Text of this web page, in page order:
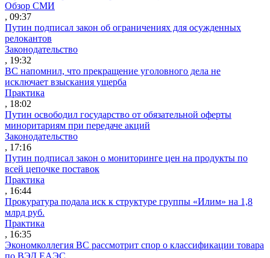
Обзор СМИ
, 09:37
Путин подписал закон об ограничениях для осужденных
релокантов
Законодательство
, 19:32
ВС напомнил, что прекращение уголовного дела не
исключает взыскания ущерба
Практика
, 18:02
Путин освободил государство от обязательной оферты
миноритариям при передаче акций
Законодательство
, 17:16
Путин подписал закон о мониторинге цен на продукты по
всей цепочке поставок
Практика
, 16:44
Прокуратура подала иск к структуре группы «Илим» на 1,8
млрд руб.
Практика
, 16:35
Экономколлегия ВС рассмотрит спор о классификации товара
по ВЭД ЕАЭС